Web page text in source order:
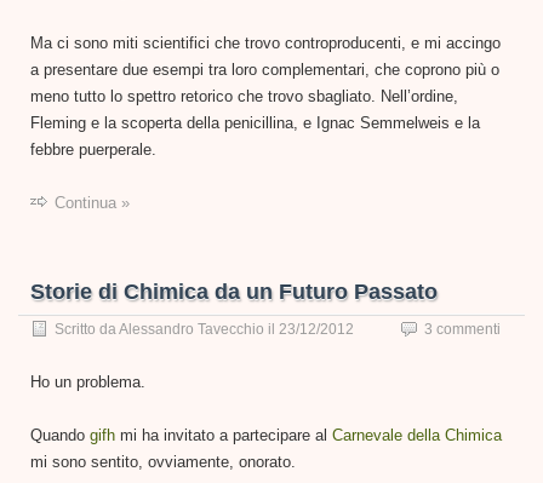
Ma ci sono miti scientifici che trovo controproducenti, e mi accingo
a presentare due esempi tra loro complementari, che coprono più o
meno tutto lo spettro retorico che trovo sbagliato. Nell’ordine,
Fleming e la scoperta della penicillina, e Ignac Semmelweis e la
febbre puerperale.
Continua »
Storie di Chimica da un Futuro Passato
Scritto da Alessandro Tavecchio il 23/12/2012 3 commenti
Ho un problema.
Quando gifh mi ha invitato a partecipare al Carnevale della Chimica
mi sono sentito, ovviamente, onorato.